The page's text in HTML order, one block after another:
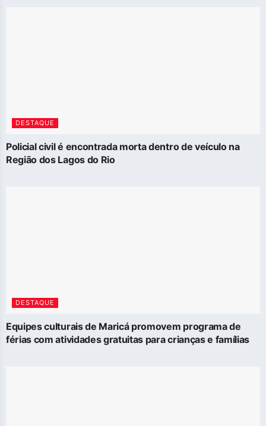
DESTAQUE
Policial civil é encontrada morta dentro de veículo na
Região dos Lagos do Rio
DESTAQUE
Equipes culturais de Maricá promovem programa de
férias com atividades gratuitas para crianças e famílias